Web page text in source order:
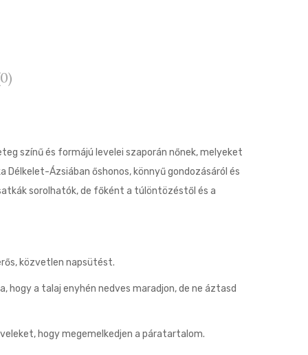
színű és formájú levelei szaporán nőnek, melyeket
Ázsiában őshonos, könnyű gondozásáról és
sorolhatók, de főként a túlöntözéstől és a
közvetlen napsütést.
hogy a talaj enyhén nedves maradjon, de ne áztasd
hogy megemelkedjen a páratartalom.